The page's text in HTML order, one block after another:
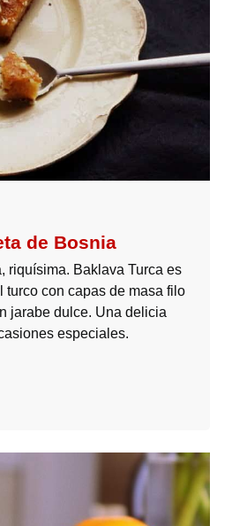
de Bosnia
riquísima. Baklava Turca es
turco con capas de masa filo
jarabe dulce. Una delicia
especiales.